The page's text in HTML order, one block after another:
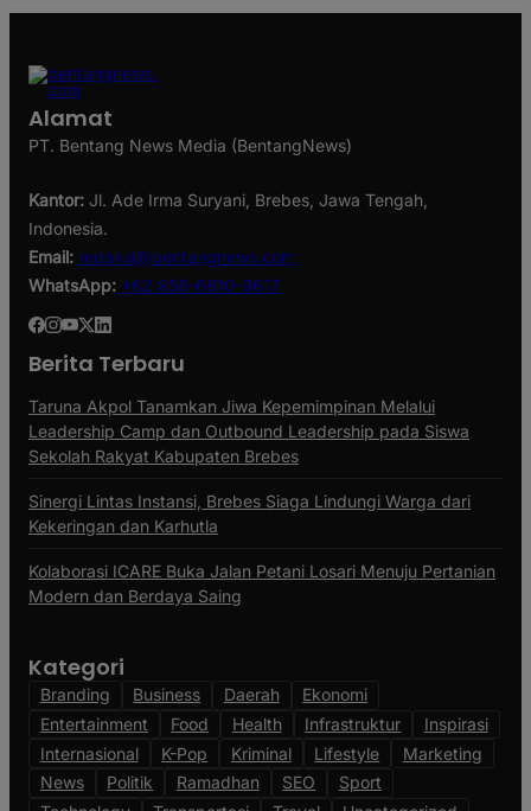
Alamat
PT. Bentang News Media (BentangNews)
Kantor: Jl. Ade Irma Suryani, Brebes, Jawa Tengah,
Indonesia.
Email: redaksi@bentangnews.com
WhatsApp: +62 858-6810-9617
Berita Terbaru
Taruna Akpol Tanamkan Jiwa Kepemimpinan Melalui
Leadership Camp dan Outbound Leadership pada Siswa
Sekolah Rakyat Kabupaten Brebes
Sinergi Lintas Instansi, Brebes Siaga Lindungi Warga dari
Kekeringan dan Karhutla
Kolaborasi ICARE Buka Jalan Petani Losari Menuju Pertanian
Modern dan Berdaya Saing
Kategori
Branding Business Daerah
Ekonomi
Entertainment
Food Health Infrastruktur
Inspirasi
Internasional
K-Pop Kriminal Lifestyle
Marketing
News
Politik Ramadhan SEO
Sport